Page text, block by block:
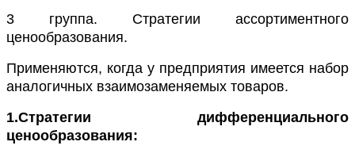
3 группа. Стратегии ассортиментного
ценообразования.
Применяются, когда у предприятия имеется набор
аналогичных взаимозаменяемых товаров.
1.Стратегии дифференциального
ценообразования: